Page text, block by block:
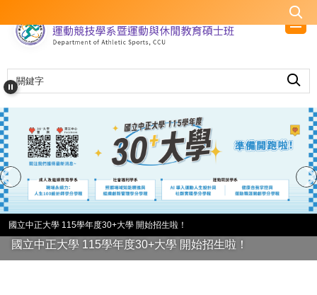
到
內
容
區
國立中正大學 115學年度30+大學 開始招生啦！
國立中正大學 115學年度30+大學 開始招生啦！